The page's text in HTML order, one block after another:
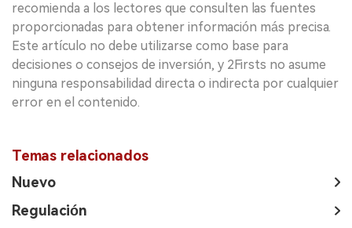
recomienda a los lectores que consulten las fuentes
proporcionadas para obtener información más precisa.
Este artículo no debe utilizarse como base para
decisiones o consejos de inversión, y 2Firsts no asume
ninguna responsabilidad directa o indirecta por cualquier
error en el contenido.
Temas relacionados
Nuevo
Regulación